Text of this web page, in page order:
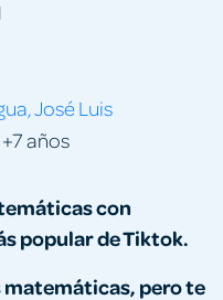
con
popular de Tiktok.
matemáticas, pero te
José Luis
años